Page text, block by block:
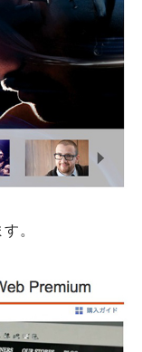
。